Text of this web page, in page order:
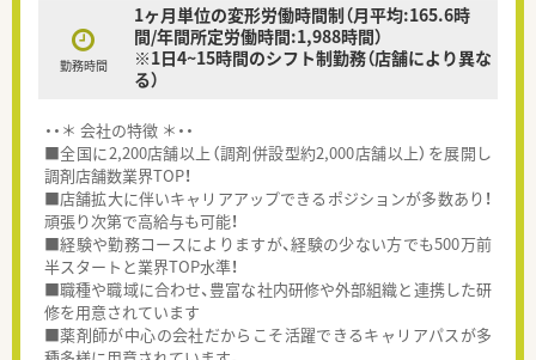
勤務時間
1ヶ月単位の変形労働時間制（月平均:165.6時
間/年間所定労働時間:1,988時間）
※1日4~15時間のシフト制勤務（店舗により異な
る）
・・＊ 会社の特徴 ＊・・
■全国に2,200店舗以上（調剤併設型約2,000店舗以上）を展開し
調剤店舗数業界TOP！
■店舗拡大に伴いキャリアアップできるポジションが多数あり！
頑張り次第で高給与も可能！
■経験や勤務コースによりますが、経験の少ない方でも500万前
半スタートと業界TOP水準！
■職種や職域に合わせ、豊富な社内研修や外部組織と連携した研
修を用意されています
■薬剤師が中心の会社だからこそ活躍できるキャリアパスが多